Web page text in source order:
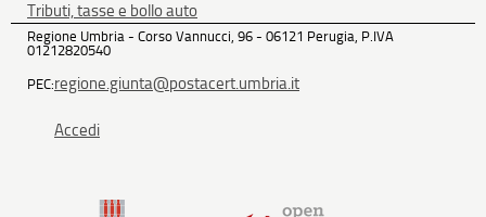
Tributi, tasse e bollo auto
Regione Umbria - Corso Vannucci, 96 - 06121 Perugia, P.IVA
01212820540
PEC:regione.giunta@postacert.umbria.it
Accedi